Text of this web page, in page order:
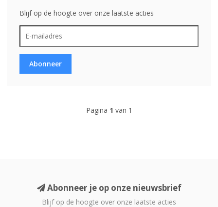
Blijf op de hoogte over onze laatste acties
Abonneer
Pagina 1 van 1
Abonneer je op onze nieuwsbrief
Blijf op de hoogte over onze laatste acties